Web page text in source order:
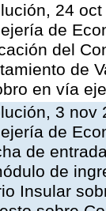
24
de
del
de
en vía
3 nov
de
de
de
Insular